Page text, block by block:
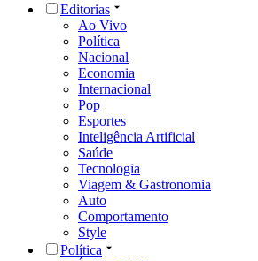
Editorias
Ao Vivo
Política
Nacional
Economia
Internacional
Pop
Esportes
Inteligência Artificial
Saúde
Tecnologia
Viagem & Gastronomia
Auto
Comportamento
Style
Política